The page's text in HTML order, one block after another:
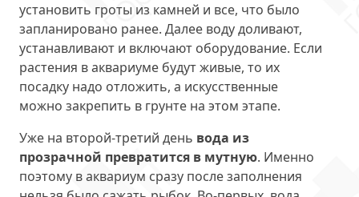
установить гроты из камней и все, что было
запланировано ранее. Далее воду доливают,
устанавливают и включают оборудование. Если
растения в аквариуме будут живые, то их
посадку надо отложить, а искусственные
можно закрепить в грунте на этом этапе.
Уже на второй-третий день вода из
прозрачной превратится в мутную. Именно
поэтому в аквариум сразу после заполнения